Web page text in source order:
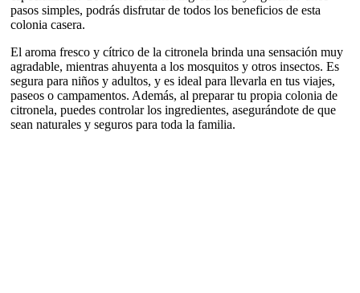
pasos simples, podrás disfrutar de todos los beneficios de esta
colonia casera.
El aroma fresco y cítrico de la citronela brinda una sensación muy
agradable, mientras ahuyenta a los mosquitos y otros insectos. Es
segura para niños y adultos, y es ideal para llevarla en tus viajes,
paseos o campamentos. Además, al preparar tu propia colonia de
citronela, puedes controlar los ingredientes, asegurándote de que
sean naturales y seguros para toda la familia.